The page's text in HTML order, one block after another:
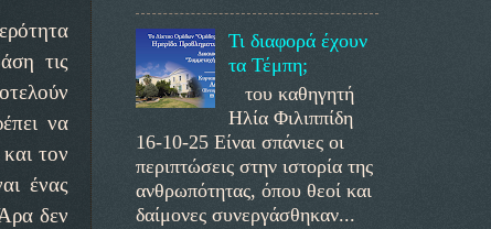
τις
να
τον
ένας
δεν
Τι διαφορά έχουν
τα Τέμπη;
του καθηγητή
Ηλία Φιλιππίδη
16-10-25 Είναι σπάνιες οι
περιπτώσεις στην ιστορία της
ανθρωπότητας, όπου θεοί και
δαίμονες συνεργάσθηκαν...